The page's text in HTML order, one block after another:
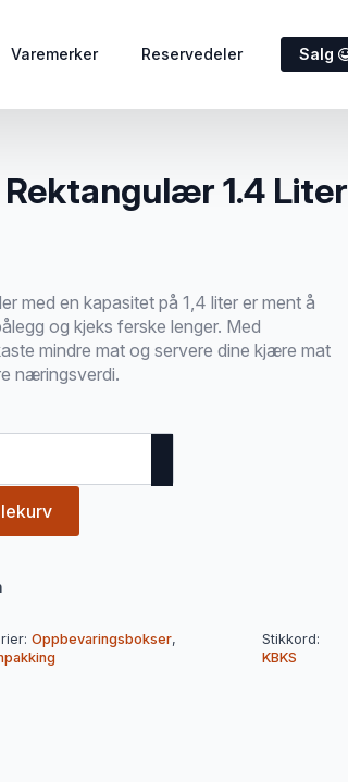
Varemerker Reservedeler Salg
1.4 Liter
med en kapasitet på 1,4 liter er ment å
og kjeks ferske lenger. Med
mindre mat og servere dine kjære mat
næringsverdi.
Oppbevaringsbokser,
Stikkord:
KBKS